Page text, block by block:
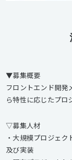
▼募集概要
フロントエンド開発
ら特性に応じたプロ
▽募集人材
・大規模プロジェ
及び実装